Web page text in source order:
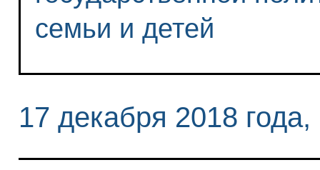
семьи и детей
17 декабря 2018